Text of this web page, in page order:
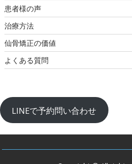
患者様の声
治療方法
仙骨矯正の価値
よくある質問
LINEで予約問い合わせ